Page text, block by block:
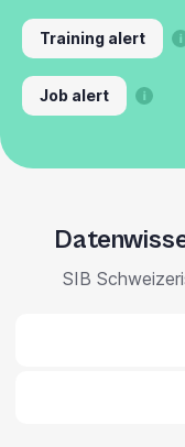
Training alert
Job alert
SIB